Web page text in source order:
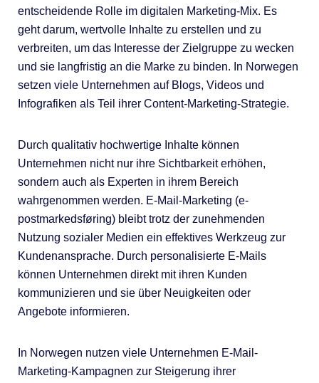
entscheidende Rolle im digitalen Marketing-Mix. Es
geht darum, wertvolle Inhalte zu erstellen und zu
verbreiten, um das Interesse der Zielgruppe zu wecken
und sie langfristig an die Marke zu binden. In Norwegen
setzen viele Unternehmen auf Blogs, Videos und
Infografiken als Teil ihrer Content-Marketing-Strategie.
Durch qualitativ hochwertige Inhalte können
Unternehmen nicht nur ihre Sichtbarkeit erhöhen,
sondern auch als Experten in ihrem Bereich
wahrgenommen werden. E-Mail-Marketing (e-
postmarkedsføring) bleibt trotz der zunehmenden
Nutzung sozialer Medien ein effektives Werkzeug zur
Kundenansprache. Durch personalisierte E-Mails
können Unternehmen direkt mit ihren Kunden
kommunizieren und sie über Neuigkeiten oder
Angebote informieren.
In Norwegen nutzen viele Unternehmen E-Mail-
Marketing-Kampagnen zur Steigerung ihrer